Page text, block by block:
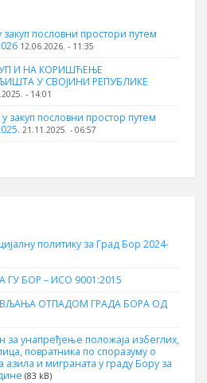
пословни простори путем
12.06.2026. - 11:35
И НА КОРИШЋЕЊЕ
У СВОЈИНИ РЕПУБЛИКЕ
- 14:01
закуп пословни простор путем
21.11.2025. - 06:57
политику за Град Бор 2024-
БОР – ИСО 9001:2015
ОТПАДОМ ГРАДА БОРА ОД
за унапређење положаја избеглих,
повратника по споразуму о
и миграната у граду Бору за
(83 kB)